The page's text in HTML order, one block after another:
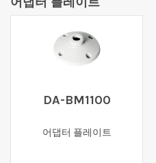
DA-BM1100
어댑터 플레이트